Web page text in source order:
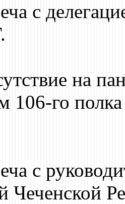
на
106-го
с
Чеченской